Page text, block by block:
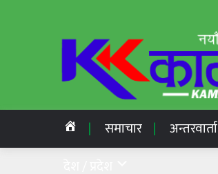
समाचार अन्तरवार्ता